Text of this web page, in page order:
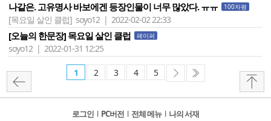
나같은. 고유명사 바보에겐 등장인물이 너무 많았다. ㅠㅠ 100자평
[목요일 살인 클럽] soyo12 | 2022-02-02 22:33
[오늘의 한문장] 목요일 살인 클럽 페이퍼
soyo12 | 2022-01-31 12:25
1 2 3 4 5
로그인 l PC버전 l 전체 메뉴 l 나의 서재